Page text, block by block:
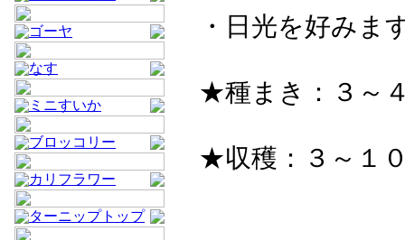
ゴーヤ
なす
ミニすいか
ブロッコリー
カリフラワー
ターニップトップ
・日光を好みま
★種まき：３～
★収穫：３～１